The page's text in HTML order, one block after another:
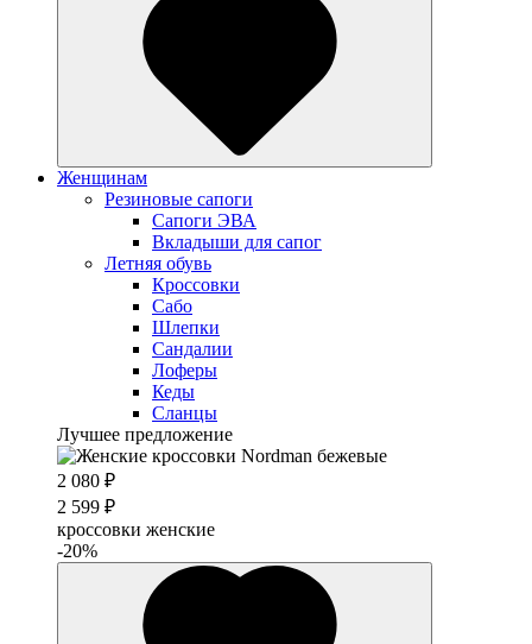
Женщинам
Резиновые сапоги
Cапоги ЭВА
Вкладыши для сапог
Летняя обувь
Кроссовки
Сабо
Шлепки
Сандалии
Лоферы
Кеды
Сланцы
Лучшее предложение
2 080 ₽
2 599 ₽
кроссовки женские
-20%